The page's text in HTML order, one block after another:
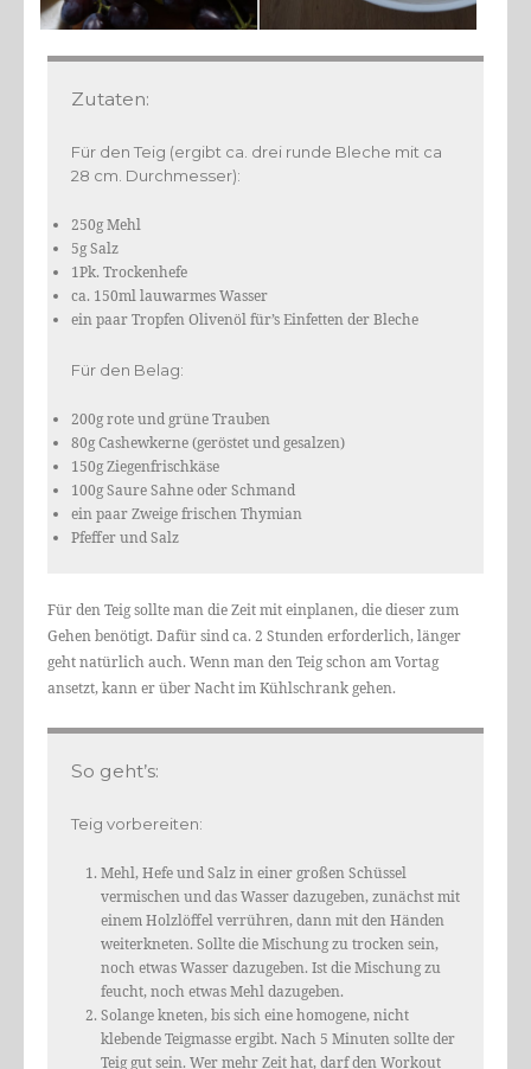
Zutaten:
Für den Teig (ergibt ca. drei runde Bleche mit ca
28 cm. Durchmesser):
250g Mehl
5g Salz
1Pk. Trockenhefe
ca. 150ml lauwarmes Wasser
ein paar Tropfen Olivenöl für’s Einfetten der Bleche
Für den Belag:
200g rote und grüne Trauben
80g Cashewkerne (geröstet und gesalzen)
150g Ziegenfrischkäse
100g Saure Sahne oder Schmand
ein paar Zweige frischen Thymian
Pfeffer und Salz
Für den Teig sollte man die Zeit mit einplanen, die dieser zum
Gehen benötigt. Dafür sind ca. 2 Stunden erforderlich, länger
geht natürlich auch. Wenn man den Teig schon am Vortag
ansetzt, kann er über Nacht im Kühlschrank gehen.
So geht’s:
Teig vorbereiten:
Mehl, Hefe und Salz in einer großen Schüssel
vermischen und das Wasser dazugeben, zunächst mit
einem Holzlöffel verrühren, dann mit den Händen
weiterkneten. Sollte die Mischung zu trocken sein,
noch etwas Wasser dazugeben. Ist die Mischung zu
feucht, noch etwas Mehl dazugeben.
Solange kneten, bis sich eine homogene, nicht
klebende Teigmasse ergibt. Nach 5 Minuten sollte der
Teig gut sein. Wer mehr Zeit hat, darf den Workout